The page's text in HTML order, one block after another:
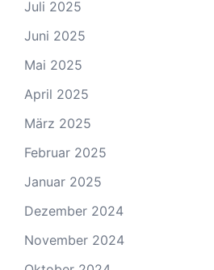
Juli 2025
Juni 2025
Mai 2025
April 2025
März 2025
Februar 2025
Januar 2025
Dezember 2024
November 2024